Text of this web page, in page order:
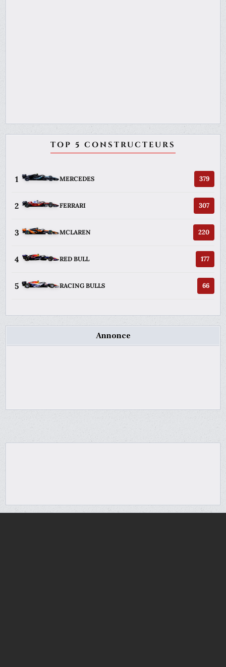
TOP 5 CONSTRUCTEURS
1 MERCEDES 379
2 FERRARI 307
3 MCLAREN 220
4 RED BULL 177
5 RACING BULLS 66
Annonce